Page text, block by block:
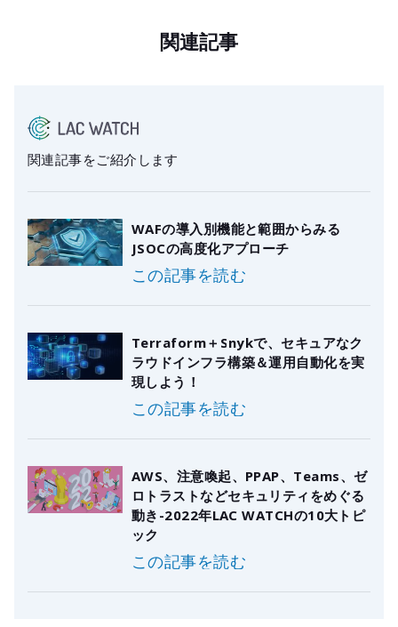
関連記事
関連記事をご紹介します
WAFの導入別機能と範囲からみる
JSOCの高度化アプローチ
この記事を読む
Terraform＋Snykで、セキュアなク
ラウドインフラ構築＆運用自動化を実
現しよう！
この記事を読む
AWS、注意喚起、PPAP、Teams、ゼ
ロトラストなどセキュリティをめぐる
動き-2022年LAC WATCHの10大トピ
ック
この記事を読む